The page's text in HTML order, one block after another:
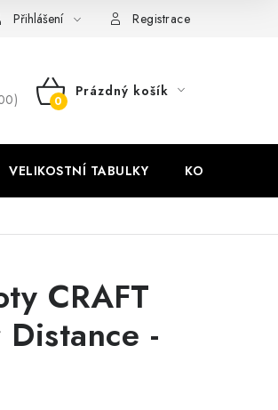
osobních údajů Zásady používání
Přihlášení Registrace
NÁKUPNÍ
Prázdný košík
VELIKOSTNÍ TABULKY KONTAKT
CRAFT
Distance -